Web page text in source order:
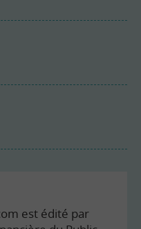
est édité par